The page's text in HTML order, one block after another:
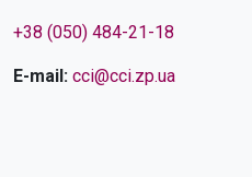
+38 (050) 484-21-18
E-mail: cci@cci.zp.ua